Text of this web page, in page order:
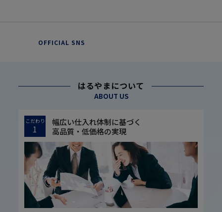
OFFICIAL SNS
はるやまについて
ABOUT US
こだわり
1
幅広い仕入れ体制に基づく
高品質・低価格の実現